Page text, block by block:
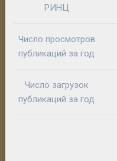
РИНЦ
Число просмотров
публикаций за год
Число загрузок
публикаций за год